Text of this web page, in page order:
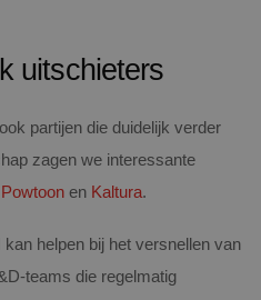
uitschieters
partijen die duidelijk verder
zagen we interessante
Powtoon en Kaltura.
helpen bij het versnellen van
teams die regelmatig